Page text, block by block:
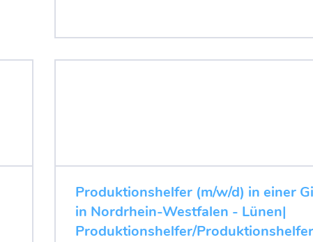
Produktionshelfer (m/w/d) in einer
in Nordrhein-Westfalen - Lünen|
Produktionshelfer/